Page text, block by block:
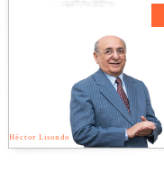
Héctor Lisondo